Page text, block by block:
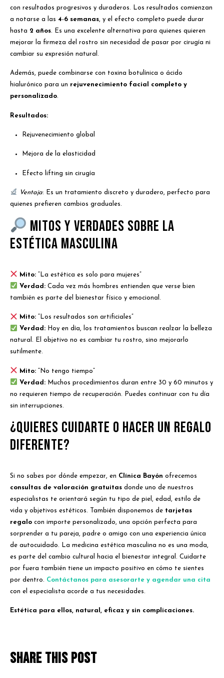
con resultados progresivos y duraderos. Los resultados comienzan
a notarse a las 4-6 semanas, y el efecto completo puede durar
hasta 2 años. Es una excelente alternativa para quienes quieren
mejorar la firmeza del rostro sin necesidad de pasar por cirugía ni
cambiar su expresión natural.
Además, puede combinarse con toxina botulínica o ácido
hialurónico para un rejuvenecimiento facial completo y
personalizado.
Resultados:
Rejuvenecimiento global
Mejora de la elasticidad
Efecto lifting sin cirugía
Ventaja: Es un tratamiento discreto y duradero, perfecto para
quienes prefieren cambios graduales.
Mitos y verdades sobre la
estética masculina
Mito:“La estética es solo para mujeres”
Verdad:Cada vez más hombres entienden que verse bien
también es parte del bienestar físico y emocional.
Mito:“Los resultados son artificiales”
Verdad:Hoy en día, los tratamientos buscan realzar la belleza
natural. El objetivo no es cambiar tu rostro, sino mejorarlo
sutilmente.
Mito:“No tengo tiempo”
Verdad:Muchos procedimientos duran entre 30 y 60 minutos y
no requieren tiempo de recuperación. Puedes continuar con tu día
sin interrupciones.
¿Quieres cuidarte o hacer un regalo
diferente?
Si no sabes por dónde empezar, en Clínica Bayón ofrecemos
consultas de valoración gratuitas donde uno de nuestros
especialistas te orientará según tu tipo de piel, edad, estilo de
vida y objetivos estéticos. También disponemos de tarjetas
regalo con importe personalizado, una opción perfecta para
sorprender a tu pareja, padre o amigo con una experiencia única
de autocuidado. La medicina estética masculina no es una moda,
es parte del cambio cultural hacia el bienestar integral. Cuidarte
por fuera también tiene un impacto positivo en cómo te sientes
por dentro. Contáctanos para asesorarte y agendar una cita
con el especialista acorde a tus necesidades.
Estética para ellos, natural, eficaz y sin complicaciones.
Share this post